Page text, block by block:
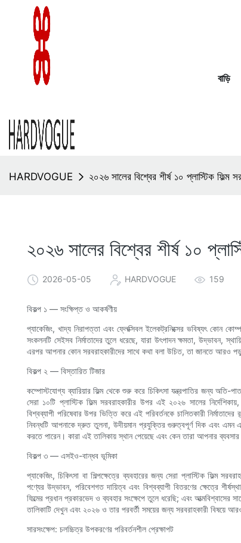
বাড়ি
HARDVOGUE ২০২৬ সালের বিশ্বের শীর্ষ ১০ প্লাস্টিক ফিল্ম
২০২৬ সালের বিশ্বের শীর্ষ ১০
2026-05-05 HARDVOGUE 159
বিকল্প ১ — সংক্ষিপ্ত ও আকর্ষণীয়
প্যাকেজিং, খাদ্য নিরাপত্তা এবং ফ্লেক্সিবল ইলেকট্রনিক্সের ভবিষ্যৎ কোন
সংকলনটি সেইসব নির্মাতাদের তুলে ধরেছে, যারা উৎপাদন ক্ষমতা, উদ্ভাবন,
এরপর আপনার কোন সরবরাহকারীদের সাথে কথা বলা উচিত, তা জানতে আরও
বিকল্প ২ — বিস্তারিত টিজার
কম্পোস্টযোগ্য ব্যারিয়ার ফিল্ম থেকে শুরু করে চিকিৎসা যন্ত্রপাতির জন্য
সেরা ১০টি প্লাস্টিক ফিল্ম সরবরাহকারীর উপর এই ২০২৬ সালের
বিশ্বব্যাপী পরিষেবার উপর ভিত্তি করে এই পরিবর্তনকে চালিতকারী
নিবন্ধটি আপনাকে দ্রুত তুলনা, উদীয়মান প্রযুক্তির গুরুত্বপূর্ণ দিক এবং এমন
করতে পারেন। কারা এই তালিকায় স্থান পেয়েছে এবং কেন তারা আপনার
বিকল্প ৩ — এসইও-বান্ধব ভূমিকা
প্যাকেজিং, চিকিৎসা বা শিল্পক্ষেত্রে ব্যবহারের জন্য সেরা প্লাস্টিক ফিল্ম
পণ্যের উদ্ভাবন, পরিবেশগত দায়িত্ব এবং বিশ্বব্যাপী বিতরণের ক্ষেত্রে
ফিল্মের প্রধান প্রকারভেদ ও ব্যবহার সংক্ষেপে তুলে ধরেছি; এবং
তালিকাটি দেখুন এবং ২০২৬ ও তার পরবর্তী সময়ের জন্য সরবরাহকারী বিষয়ে
সারসংক্ষেপ: চলচ্চিত্র উপকরণের পরিবর্তনশীল প্রেক্ষাপট